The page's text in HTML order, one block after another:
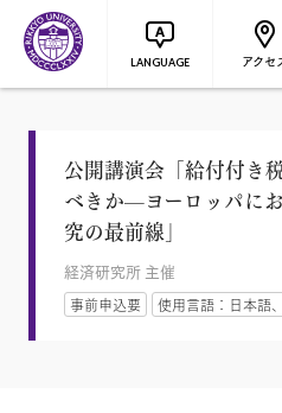
LANGUAGE アクセ
公開講演会「給付付き
べきか—ヨーロッパに
究の最前線」
経済研究所 主催
事前申込要
使用言語：日本語